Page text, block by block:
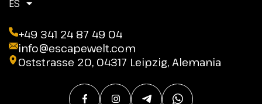
ES
+49 341 24 87 49 04
info@escapewelt.com
Oststrasse 20, 04317 Leipzig, Alemania